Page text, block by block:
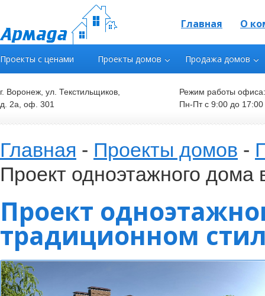
Главная О
Проекты с ценами Проекты домов Продажа домов
г. Воронеж, ул. Текстильщиков,
д. 2а, оф. 301
Режим работы офиса:
Пн-Пт с 9:00 до 17:00
Главная - Проекты домов -
Проект одноэтажного
Проект
традиционном